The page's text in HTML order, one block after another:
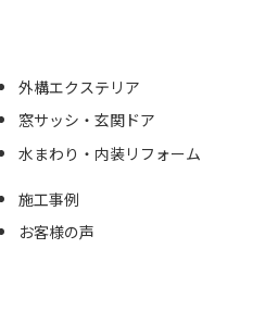
外構エクステリア
窓サッシ・玄関ドア
水まわり・内装リフォーム
施工事例
お客様の声